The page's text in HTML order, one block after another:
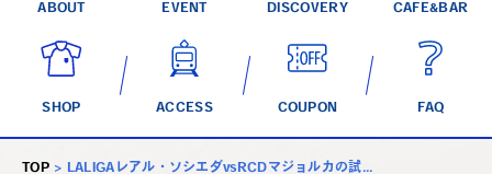
ABOUT EVENT DISCOVERY CAFE&BAR
SHOP ACCESS COUPON FAQ
TOP > LALIGAレアル・ソシエダvsRCDマジョルカの試...